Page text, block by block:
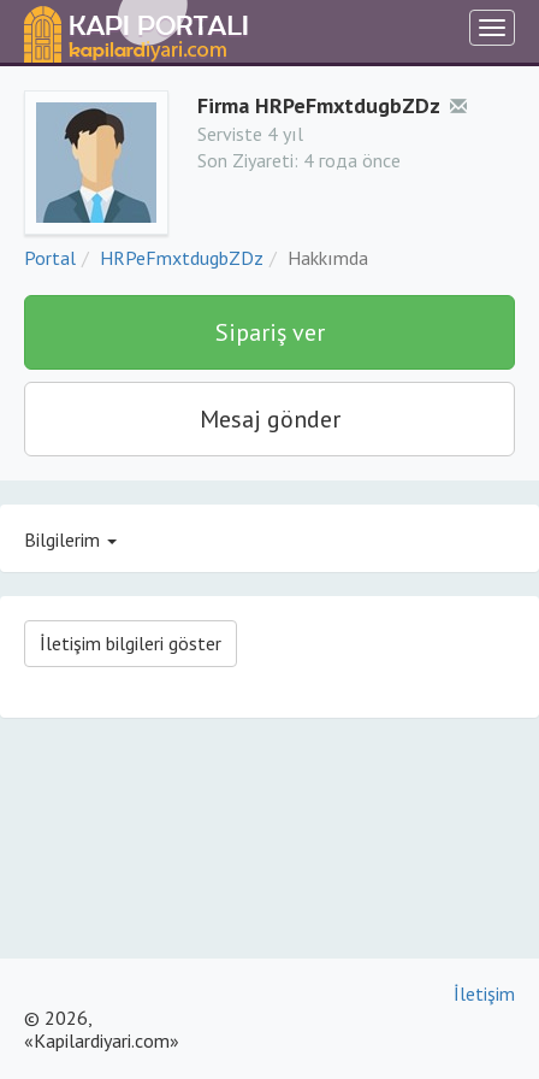
Firma HRPeFmxtdugbZDz
Serviste 4 yıl
Son Ziyareti: 4 года önce
Portal HRPeFmxtdugbZDz Hakkımda
Sipariş ver
Mesaj gönder
Bilgilerim
İletişim bilgileri göster
© 2026,
«Kapilardiyari.com»
İletişim